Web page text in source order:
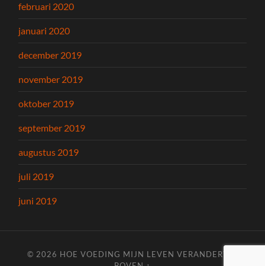
februari 2020
januari 2020
december 2019
november 2019
oktober 2019
september 2019
augustus 2019
juli 2019
juni 2019
© 2026 HOE VOEDING MIJN LEVEN VERANDERT